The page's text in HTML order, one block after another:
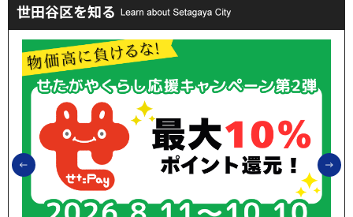
世田谷区を知る
前のスライドを表示